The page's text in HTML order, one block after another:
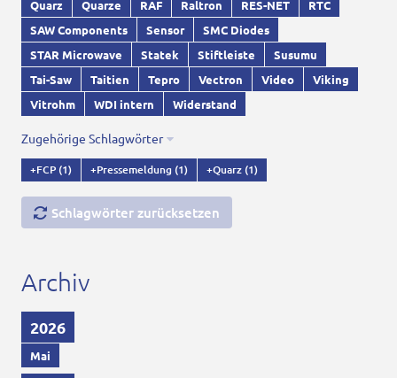
Quarz Quarze RAF Raltron RES-NET
RTC
SAW Components
Sensor
SMC Diodes
STAR Microwave
Statek Stiftleiste
Susumu
Tai-Saw
Taitien Tepro Vectron Video
Viking
Vitrohm
WDI intern Widerstand
Zugehörige Schlagwörter
+FCP (1) +Pressemeldung (1) +Quarz (1)
Schlagwörter zurücksetzen
Archiv
2026
Mai